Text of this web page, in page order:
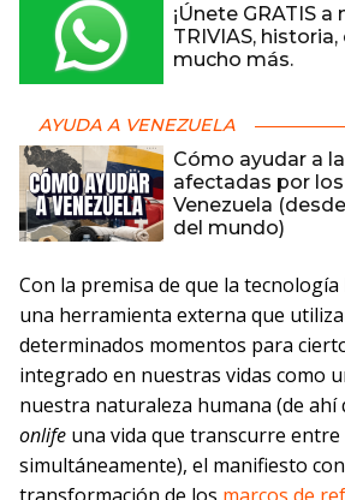
¡Únete GRATIS
TRIVIAS,
mucho más.
AYUDA A VENEZUELA
Cómo ayudar a
afectadas por
Venezuela
del mundo)
Con la premisa de que la
una herramienta externa que
determinados momentos para
integrado en nuestras vidas como
nuestra naturaleza humana (de ahí
onlife una vida que transcurre entre
simultáneamente), el manifiesto